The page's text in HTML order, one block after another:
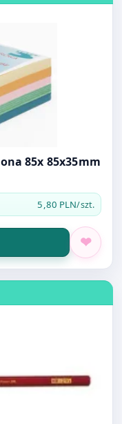
Kostka TRES kolorowa nieklejona 85x 85x35mm
5,80 PLN/szt.
HB 306